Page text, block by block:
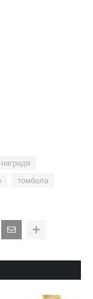
награди
томбола